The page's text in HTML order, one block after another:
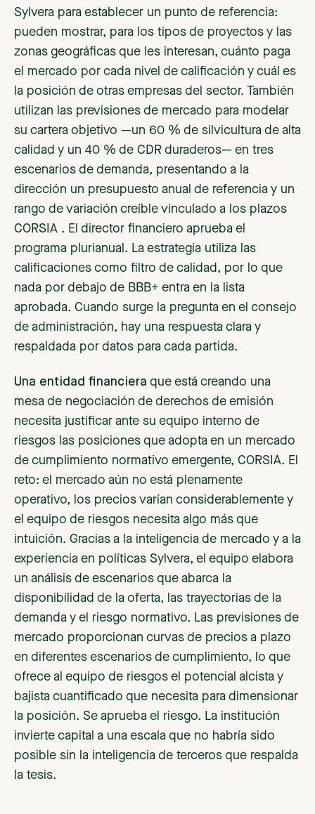
Sylvera para establecer un punto de referencia:
pueden mostrar, para los tipos de proyectos y las
zonas geográficas que les interesan, cuánto paga
el mercado por cada nivel de calificación y cuál es
la posición de otras empresas del sector. También
utilizan las previsiones de mercado para modelar
su cartera objetivo —un 60 % de silvicultura de alta
calidad y un 40 % de CDR duraderos— en tres
escenarios de demanda, presentando a la
dirección un presupuesto anual de referencia y un
rango de variación creíble vinculado a los plazos
CORSIA . El director financiero aprueba el
programa plurianual. La estrategia utiliza las
calificaciones como filtro de calidad, por lo que
nada por debajo de BBB+ entra en la lista
aprobada. Cuando surge la pregunta en el consejo
de administración, hay una respuesta clara y
respaldada por datos para cada partida.
Una entidad financiera que está creando una
mesa de negociación de derechos de emisión
necesita justificar ante su equipo interno de
riesgos las posiciones que adopta en un mercado
de cumplimiento normativo emergente, CORSIA. El
reto: el mercado aún no está plenamente
operativo, los precios varían considerablemente y
el equipo de riesgos necesita algo más que
intuición. Gracias a la inteligencia de mercado y a la
experiencia en políticas Sylvera, el equipo elabora
un análisis de escenarios que abarca la
disponibilidad de la oferta, las trayectorias de la
demanda y el riesgo normativo. Las previsiones de
mercado proporcionan curvas de precios a plazo
en diferentes escenarios de cumplimiento, lo que
ofrece al equipo de riesgos el potencial alcista y
bajista cuantificado que necesita para dimensionar
la posición. Se aprueba el riesgo. La institución
invierte capital a una escala que no habría sido
posible sin la inteligencia de terceros que respalda
la tesis.